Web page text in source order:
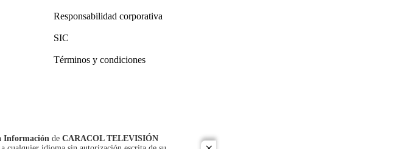
Responsabilidad corporativa
SIC
Términos y condiciones
Información de CARACOL TELEVISIÓN